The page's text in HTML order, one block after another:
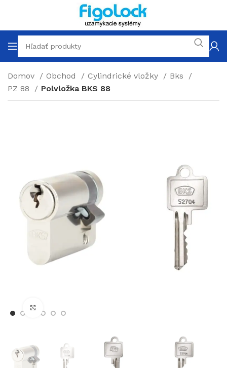
Domov Obchod Cylindrické vložky
Bks
PZ 88
Polvložka BKS 88